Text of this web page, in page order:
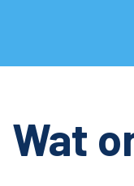
Wat